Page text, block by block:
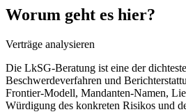
Worum geht es hier?
Verträge analysieren
Die LkSG-Beratung ist eine der
Beschwerdeverfahren und
Frontier-Modell, Mandanten-Namen,
Würdigung des konkreten Risikos und